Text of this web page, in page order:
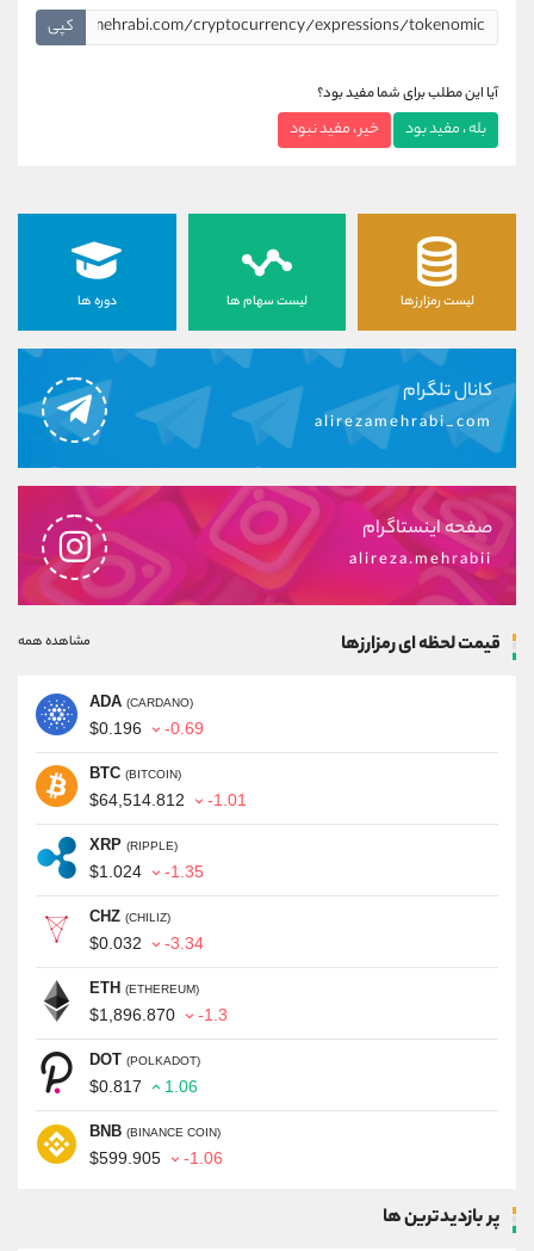
کپی
آیا این مطلب برای شما مفید بود؟
بله ، مفید بود خیر ، مفید نبود
لیست رمزارزها لیست سهام ها دوره ها
کانال تلگرام
alirezamehrabi_com
صفحه اینستاگرام
alireza.mehrabii
قیمت لحظه ای رمزارزها مشاهده همه
ADA (CARDANO)
$0.196 -0.69
BTC (BITCOIN)
$64,514.812 -1.01
XRP (RIPPLE)
$1.024 -1.35
CHZ (CHILIZ)
$0.032 -3.34
ETH (ETHEREUM)
$1,896.870 -1.3
DOT (POLKADOT)
$0.817 1.06
BNB (BINANCE COIN)
$599.905 -1.06
پر بازدیدترین ها